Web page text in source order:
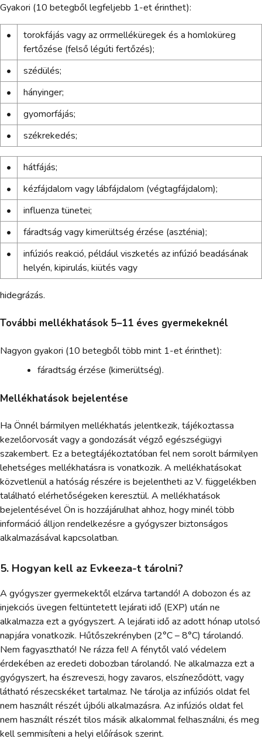
Gyakori (10 betegből legfeljebb 1-et érinthet):
•
torokfájás vagy az orrmelléküregek és a homloküreg
fertőzése (felső légúti fertőzés);
•
szédülés;
•
hányinger;
•
gyomorfájás;
•
székrekedés;
•
hátfájás;
•
kézfájdalom vagy lábfájdalom (végtagfájdalom);
•
influenza tünetei;
•
fáradtság vagy kimerültség érzése (aszténia);
•
infúziós reakció, például viszketés az infúzió beadásának
helyén, kipirulás, kiütés vagy
hidegrázás.
További mellékhatások 5–11 éves gyermekeknél
Nagyon gyakori (10 betegből több mint 1-et érinthet):
fáradtság érzése (kimerültség).
Mellékhatások bejelentése
Ha Önnél bármilyen mellékhatás jelentkezik, tájékoztassa
kezelőorvosát vagy a gondozását végző egészségügyi
szakembert. Ez a betegtájékoztatóban fel nem sorolt bármilyen
lehetséges mellékhatásra is vonatkozik. A mellékhatásokat
közvetlenül a hatóság részére is bejelentheti az V. függelékben
található elérhetőségeken keresztül. A mellékhatások
bejelentésével Ön is hozzájárulhat ahhoz, hogy minél több
információ álljon rendelkezésre a gyógyszer biztonságos
alkalmazásával kapcsolatban.
5. Hogyan kell az Evkeeza-t tárolni?
A gyógyszer gyermekektől elzárva tartandó! A dobozon és az
injekciós üvegen feltüntetett lejárati idő (EXP) után ne
alkalmazza ezt a gyógyszert. A lejárati idő az adott hónap utolsó
napjára vonatkozik. Hűtőszekrényben (2°C – 8°C) tárolandó.
Nem fagyasztható! Ne rázza fel! A fénytől való védelem
érdekében az eredeti dobozban tárolandó. Ne alkalmazza ezt a
gyógyszert, ha észreveszi, hogy zavaros, elszíneződött, vagy
látható részecskéket tartalmaz. Ne tárolja az infúziós oldat fel
nem használt részét újbóli alkalmazásra. Az infúziós oldat fel
nem használt részét tilos másik alkalommal felhasználni, és meg
kell semmisíteni a helyi előírások szerint.